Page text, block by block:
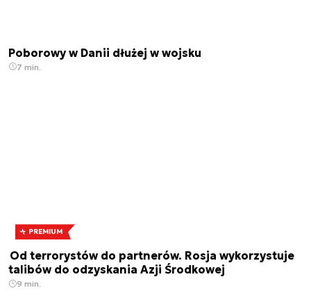
Poborowy w Danii dłużej w wojsku
7 min.
PREMIUM
Od terrorystów do partnerów. Rosja wykorzystuje
talibów do odzyskania Azji Środkowej
9 min.